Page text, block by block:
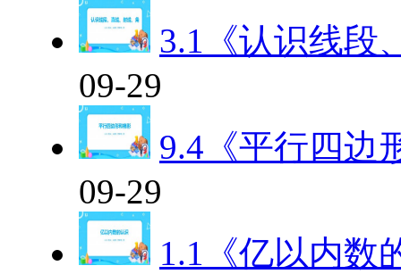
3.1《认识线段
09-29
9.4《平行四边
09-29
1.1《亿以内数